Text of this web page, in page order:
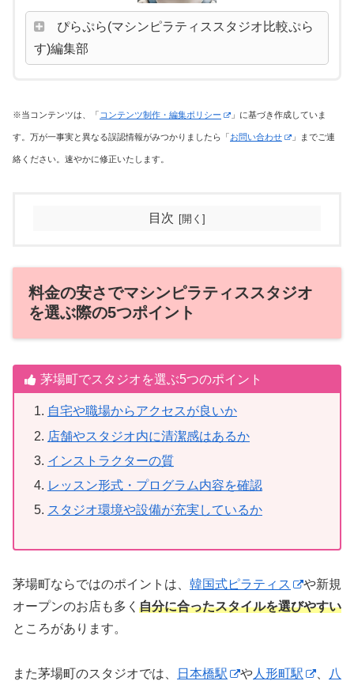
ぴらぷら(マシンピラティススタジオ比較ぷら
す)編集部
※当コンテンツは、「 コンテンツ制作・編集ポリシー 」に基づき作成していま
す。万が一事実と異なる誤認情報がみつかりましたら「 お問い合わせ 」までご連
絡ください。速やかに修正いたします。
目次
料金の安さでマシンピラティススタジオ
を選ぶ際の5つポイント
茅場町でスタジオを選ぶ5つのポイント
自宅や職場からアクセスが良いか
店舗やスタジオ内に清潔感はあるか
インストラクターの質
レッスン形式・プログラム内容を確認
スタジオ環境や設備が充実しているか
茅場町ならではのポイントは、 韓国式ピラティス
や新規
オープンのお店も多く 自分に合ったスタイルを選びやすい
ところがあります。
また茅場町のスタジオでは、 日本橋駅 や人形町駅
八